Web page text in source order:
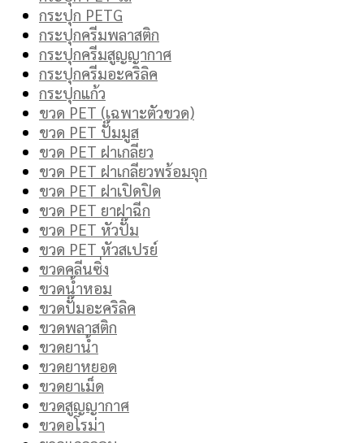
กระปุก PETG
กระปุกครีมพลาสติก
กระปุกครีมสูญญากาศ
กระปุกครีมอะคริลิค
กระปุกแก้ว
ขวด PET (เฉพาะตัวขวด)
ขวด PET ปั๊มมูส
ขวด PET ฝาเกลียว
ขวด PET ฝาเกลียวพร้อมจุก
ขวด PET ฝาเปิดปิด
ขวด PET ยาฝาฉีก
ขวด PET หัวปั๊ม
ขวด PET หัวสเปรย์
ขวดคลีนซิ่ง
ขวดน้ำหอม
ขวดปั๊มอะคริลิค
ขวดพลาสติก
ขวดยาน้ำ
ขวดยาหยอด
ขวดยาเม็ด
ขวดสูญญากาศ
ขวดอโรม่า